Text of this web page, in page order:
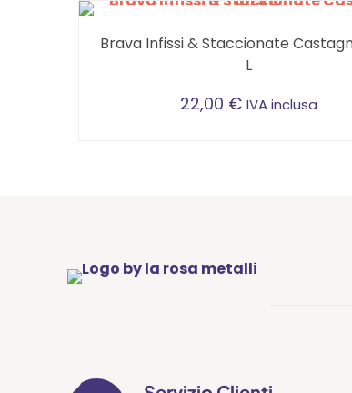
Brava Infissi & Staccionate
L
22,00 € IVA inclusa